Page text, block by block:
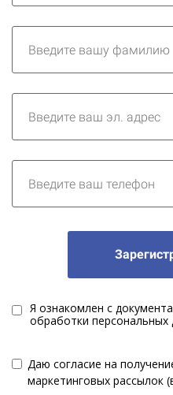
Я ознакомлен с
обработки персональных
Даю согласие на
маркетинговых